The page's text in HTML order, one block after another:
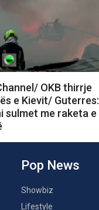
OKB thirrje
e Kievit/ Guterres:
sulmet me raketa e
Pop News
Showbiz
Lifestyle